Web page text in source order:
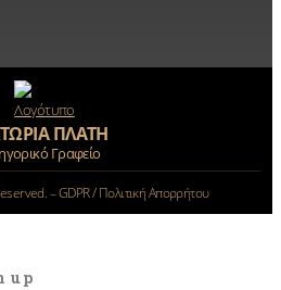
ΠΛΑΤΗ
Γραφείο
–GDPR / Πολιτική Απορρήτου
up